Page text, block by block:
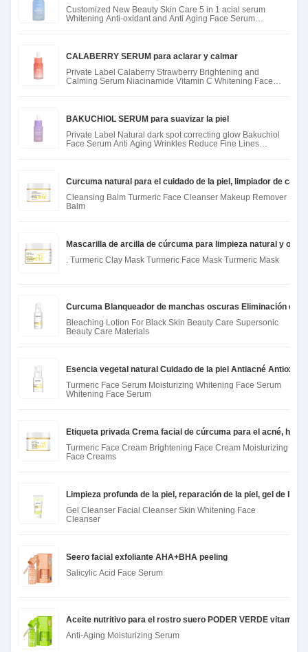
Customized New Beauty Skin Care 5 in 1 acial serum
Whitening Anti-oxidant and Anti Aging Face Serum
CALABERRY SERUM para aclarar y calmar
Private Label Calaberry Strawberry Brightening and
Calming Serum Niacinamide Vitamin C Whitening Face
BAKUCHIOL SERUM para suavizar la piel
Private Label Natural dark spot correcting glow Bakuchiol
Face Serum Anti Aging Wrinkles Reduce Fine Lines
Curcuma natural para el cuidado de la piel, limpiador de
Cleansing Balm Turmeric Face Cleanser Makeup Remover
Balm
Mascarilla de arcilla de cúrcuma para limpieza natural y
. Turmeric Clay Mask Turmeric Face Mask Turmeric Mask
Curcuma Blanqueador de manchas oscuras Eliminación de
Bleaching Lotion For Black Skin Beauty Care Supersonic
Beauty Care Materials
Esencia vegetal natural Cuidado de la piel Antiacné
Turmeric Face Serum Moisturizing Whitening Face Serum
Whitening Face Serum
Etiqueta privada Crema facial de cúrcuma para el acné,
Turmeric Face Cream Brightening Face Cream Moisturizing
Face Creams
Limpieza profunda de la piel, reparación de la piel, gel de
Gel Cleanser Facial Cleanser Skin Whitening Face
Cleanser
Seero facial exfoliante AHA+BHA peeling
Salicylic Acid Face Serum
Aceite nutritivo para el rostro suero PODER VERDE vitamina
Anti-Aging Moisturizing Serum